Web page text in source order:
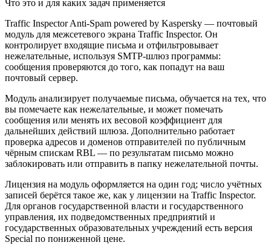
Что это и для каких задач применяется
Traffic Inspector Anti-Spam powered by Kaspersky — почтовый
модуль для межсетевого экрана Traffic Inspector. Он
контролирует входящие письма и отфильтровывает
нежелательные, используя SMTP-шлюз программы:
сообщения проверяются до того, как попадут на ваш
почтовый сервер.
Модуль анализирует получаемые письма, обучается на тех, что
вы помечаете как нежелательные, и может помечать
сообщения или менять их весовой коэффициент для
дальнейших действий шлюза. Дополнительно работает
проверка адресов и доменов отправителей по публичным
чёрным спискам RBL — по результатам письмо можно
заблокировать или отправить в папку нежелательной почты.
Лицензия на модуль оформляется на один год; число учётных
записей берётся такое же, как у лицензии на Traffic Inspector.
Для органов государственной власти и государственного
управления, их подведомственных предприятий и
государственных образовательных учреждений есть версия
Special по пониженной цене.